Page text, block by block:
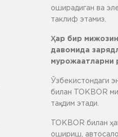
оширадиган ва
таклиф этамиз.
Ҳар бир
давомида
мурожаатларни
Ўзбекистондаги
билан TOKBOR
тақдим этади.
TOKBOR билан
ошириш,